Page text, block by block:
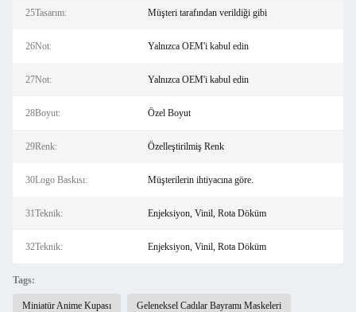
25Tasarım: Müşteri tarafından verildiği gibi
26Not: Yalnızca OEM'i kabul edin
27Not: Yalnızca OEM'i kabul edin
28Boyut: Özel Boyut
29Renk: Özelleştirilmiş Renk
30Logo Baskısı: Müşterilerin ihtiyacına göre.
31Teknik: Enjeksiyon, Vinil, Rota Döküm
32Teknik: Enjeksiyon, Vinil, Rota Döküm
Tags:
Miniatür Anime Kupası Geleneksel Cadılar Bayramı Maskeleri